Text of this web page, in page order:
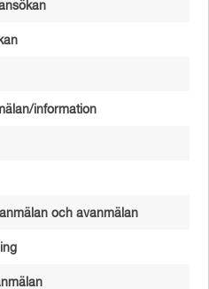
information
och avanmälan